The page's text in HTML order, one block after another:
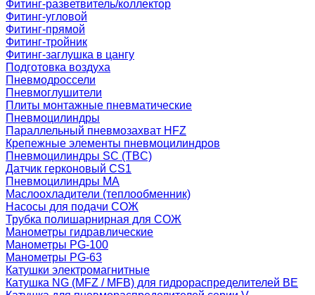
Фитинг-разветвитель/коллектор
Фитинг-угловой
Фитинг-прямой
Фитинг-тройник
Фитинг-заглушка в цангу
Подготовка воздуха
Пневмодроссели
Пневмоглушители
Плиты монтажные пневматические
Пневмоцилиндры
Параллельный пневмозахват HFZ
Крепежные элементы пневмоцилиндров
Пневмоцилиндры SC (TBC)
Датчик герконовый CS1
Пневмоцилиндры MA
Маслоохладители (теплообменник)
Насосы для подачи СОЖ
Трубка полишарнирная для СОЖ
Манометры гидравлические
Манометры PG-100
Манометры PG-63
Катушки электромагнитные
Катушка NG (MFZ / MFB) для гидрораспределителей ВЕ